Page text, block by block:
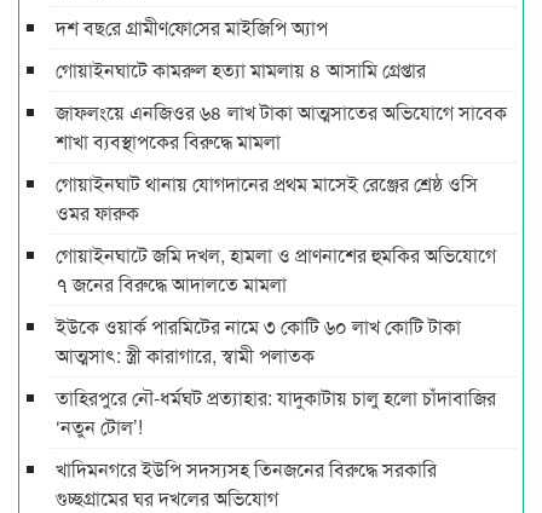
দশ বছ‌রে গ্রামীণ‌ফো‌সের মাইজিপি অ্যাপ
গোয়াইনঘাটে কামরুল হত্যা মামলায় ৪ আসামি গ্রেপ্তার
জাফলংয়ে এনজিওর ৬৪ লাখ টাকা আত্মসাতের অভিযোগে সাবেক
শাখা ব্যবস্থাপকের বিরুদ্ধে মামলা
গোয়াইনঘাট থানায় যোগদানের প্রথম মাসেই রেঞ্জের শ্রেষ্ঠ ওসি
ওমর ফারুক
গোয়াইনঘাটে জমি দখল, হামলা ও প্রাণনাশের হুমকির অভিযোগে
৭ জনের বিরুদ্ধে আদালতে মামলা
ইউকে ওয়ার্ক পারমিটের নামে ৩ কোটি ৬০ লাখ কোটি টাকা
আত্মসাৎ: স্ত্রী কারাগারে, স্বামী পলাতক
তাহিরপুরে নৌ-ধর্মঘট প্রত্যাহার: যাদুকাটায় চালু হলো চাঁদাবাজির
‘নতুন টোল’!
খাদিমনগরে ইউপি সদস্যসহ তিনজনের বিরুদ্ধে সরকারি
গুচ্ছগ্রামের ঘর দখলের অভিযোগ